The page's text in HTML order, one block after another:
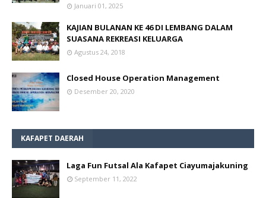
Januari 01, 2025
KAJIAN BULANAN KE 46 DI LEMBANG DALAM
SUASANA REKREASI KELUARGA
Agustus 24, 2018
Closed House Operation Management
Desember 20, 2020
KAFAPET DAERAH
Laga Fun Futsal Ala Kafapet Ciayumajakuning
September 11, 2022